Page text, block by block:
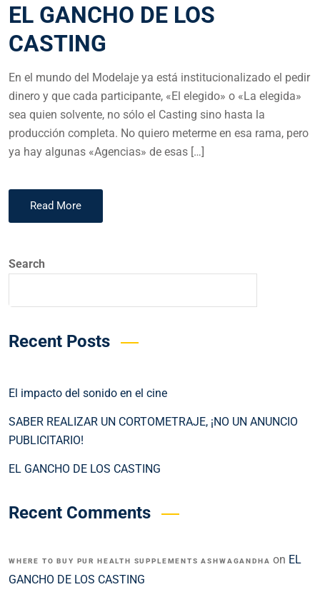
EL GANCHO DE LOS
CASTING
En el mundo del Modelaje ya está institucionalizado el pedir
dinero y que cada participante, «El elegido» o «La elegida»
sea quien solvente, no sólo el Casting sino hasta la
producción completa. No quiero meterme en esa rama, pero
ya hay algunas «Agencias» de esas […]
Read More
Search
Recent Posts
El impacto del sonido en el cine
SABER REALIZAR UN CORTOMETRAJE, ¡NO UN ANUNCIO
PUBLICITARIO!
EL GANCHO DE LOS CASTING
Recent Comments
WHERE TO BUY PUR HEALTH SUPPLEMENTS ASHWAGANDHA on EL
GANCHO DE LOS CASTING